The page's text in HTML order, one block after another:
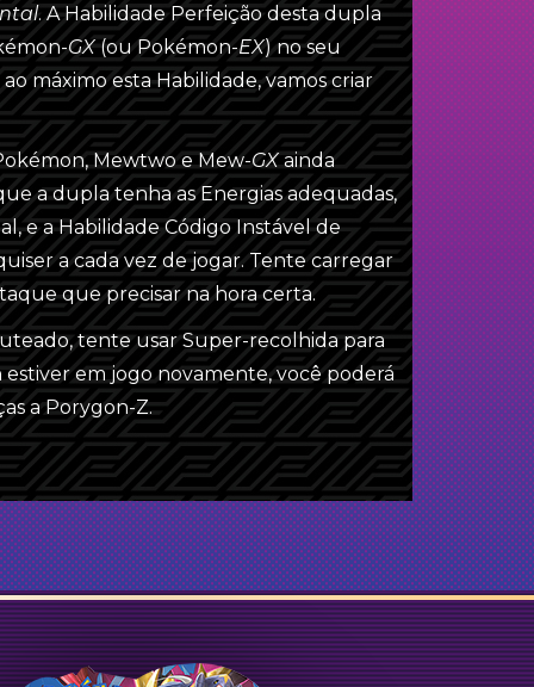
. A Habilidade Perfeição desta dupla
GX(ou Pokémon-EX) no seu
máximo esta Habilidade, vamos criar
Mewtwo e Mew-GXainda
a dupla tenha as Energias adequadas,
e a Habilidade Código Instável de
a cada vez de jogar. Tente carregar
que precisar na hora certa.
tente usar Super-recolhida para
em jogo novamente, você poderá
a Porygon-Z.
Tate e Liza